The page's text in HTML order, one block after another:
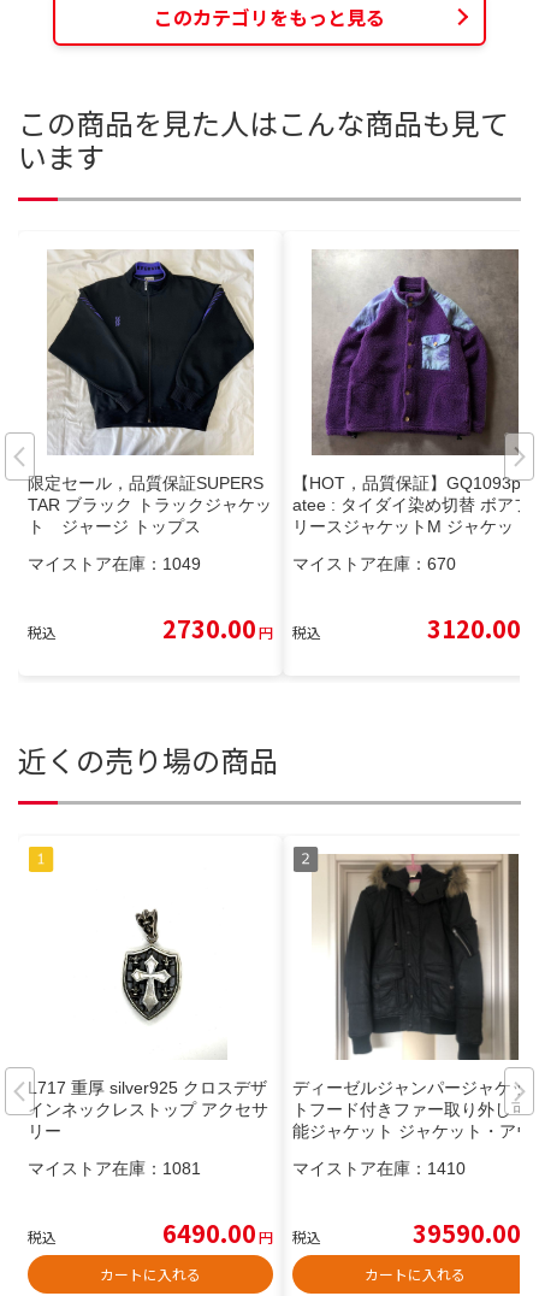
このカテゴリをもっと見る
この商品を見た人はこんな商品も見て
います
限定セール，品質保証SUPERS
TAR ブラック トラックジャケッ
ト ジャージ トップス
マイストア在庫： 1049
税込 2730.00円
【HOT，品質保証】GQ1093ph
atee : タイダイ染め切替 ボアフ
リースジャケットM ジャケッ
マイストア在庫： 670
税込 3120.00
近くの売り場の商品
L717 重厚 silver925 クロスデザ
インネックレストップ アクセサ
リー
マイストア在庫： 1081
税込 6490.00円
カートに入れる
ディーゼル️ジャンパー️ジャケッ
ト️フード付き️ファー取り外し可
能️ジャケット ジャケット・アウ
マイストア在庫： 1410
税込 39590.00
カートに入れる